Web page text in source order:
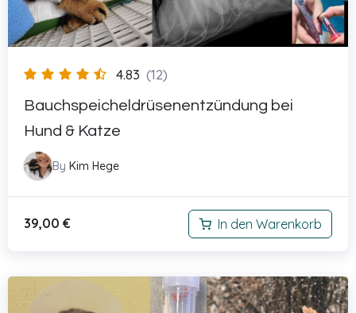
4.83 (12)
Bauchspeicheldrüsenentzündung bei
Hund & Katze
By Kim Hege
39,00 € In den Warenkorb